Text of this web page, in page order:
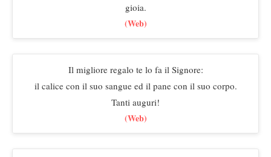
gioia.
(Web)
Il migliore regalo te lo fa il Signore:
il calice con il suo sangue ed il pane con il suo corpo.
Tanti auguri!
(Web)